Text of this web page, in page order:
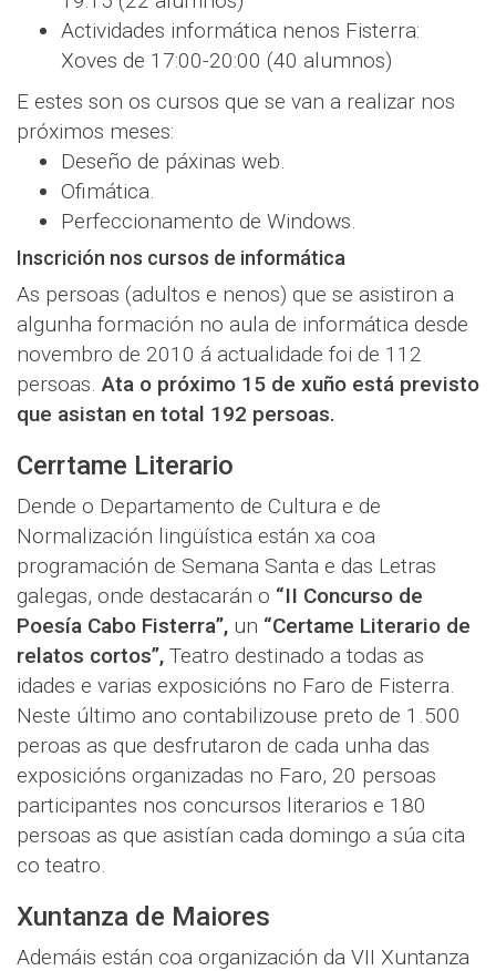
Actividades informática nenos Fisterra:
Xoves de 17:00-20:00 (40 alumnos)
E estes son os cursos que se van a realizar nos
próximos meses:
Deseño de páxinas web.
Ofimática.
Perfeccionamento de Windows.
Inscrición nos cursos de informática
As persoas (adultos e nenos) que se asistiron a
algunha formación no aula de informática desde
novembro de 2010 á actualidade foi de 112
persoas.Ata o próximo 15 de xuño está previsto
que asistan en total 192 persoas.
Cerrtame Literario
Dende o Departamento de Cultura e de
Normalización lingüística están xa coa
programación de Semana Santa e das Letras
galegas, onde destacarán o “II Concurso de
Poesía Cabo Fisterra”, un “Certame Literario de
relatos cortos”, Teatro destinado a todas as
idades e varias exposicións no Faro de Fisterra.
Neste último ano contabilizouse preto de 1.500
peroas as que desfrutaron de cada unha das
exposicións organizadas no Faro, 20 persoas
participantes nos concursos literarios e 180
persoas as que asistían cada domingo a súa cita
co teatro.
Xuntanza de Maiores
Ademáis están coa organización da VII Xuntanza